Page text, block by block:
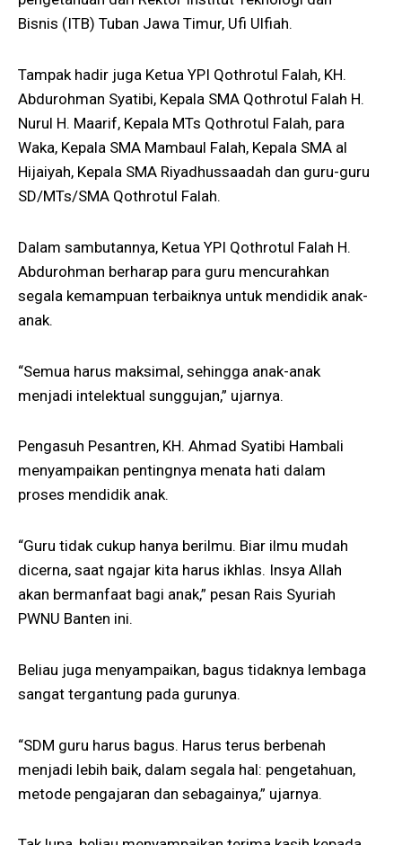
Bisnis (ITB) Tuban Jawa Timur, Ufi Ulfiah.
Tampak hadir juga Ketua YPI Qothrotul Falah, KH.
Abdurohman Syatibi, Kepala SMA Qothrotul Falah H.
Nurul H. Maarif, Kepala MTs Qothrotul Falah, para
Waka, Kepala SMA Mambaul Falah, Kepala SMA al
Hijaiyah, Kepala SMA Riyadhussaadah dan guru-guru
SD/MTs/SMA Qothrotul Falah.
Dalam sambutannya, Ketua YPI Qothrotul Falah H.
Abdurohman berharap para guru mencurahkan
segala kemampuan terbaiknya untuk mendidik anak-
anak.
“Semua harus maksimal, sehingga anak-anak
menjadi intelektual sunggujan,” ujarnya.
Pengasuh Pesantren, KH. Ahmad Syatibi Hambali
menyampaikan pentingnya menata hati dalam
proses mendidik anak.
“Guru tidak cukup hanya berilmu. Biar ilmu mudah
dicerna, saat ngajar kita harus ikhlas. Insya Allah
akan bermanfaat bagi anak,” pesan Rais Syuriah
PWNU Banten ini.
Beliau juga menyampaikan, bagus tidaknya lembaga
sangat tergantung pada gurunya.
“SDM guru harus bagus. Harus terus berbenah
menjadi lebih baik, dalam segala hal: pengetahuan,
metode pengajaran dan sebagainya,” ujarnya.